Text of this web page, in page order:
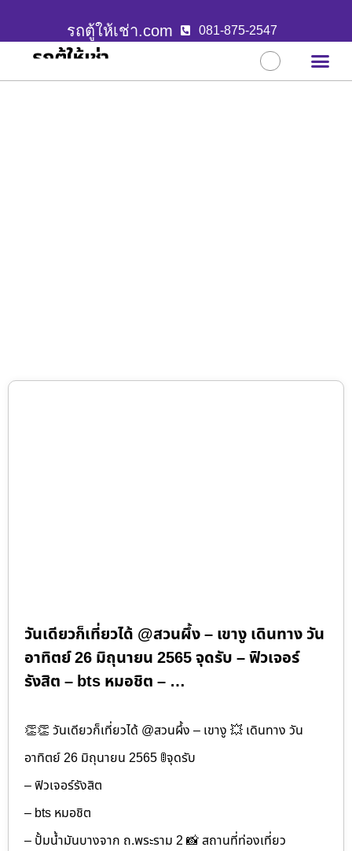
รถตู้ให้เช่า.com 081-875-2547
วันเดียวก็เที่ยวได้ @สวนผึ้ง – เขางู เดินทาง วัน
อาทิตย์ 26 มิถุนายน 2565 จุดรับ – ฟิวเจอร์
รังสิต – bts หมอชิต – …
👏👏 วันเดียวก็เที่ยวได้ @สวนผึ้ง – เขางู 💥 เดินทาง วัน
อาทิตย์ 26 มิถุนายน 2565 🚦จุดรับ
– ฟิวเจอร์รังสิต
– bts หมอชิต
– ปั้มน้ำมันบางจาก ถ.พระราม 2 📸 สถานที่ท่องเที่ยว